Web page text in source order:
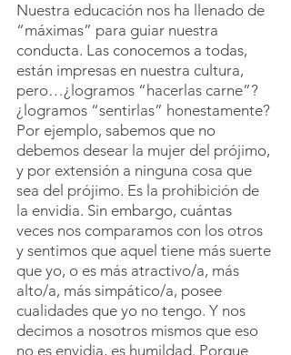
Nuestra educación nos ha llenado de
“máximas” para guiar nuestra
conducta. Las conocemos a todas,
están impresas en nuestra cultura,
pero…¿logramos “hacerlas carne”?
¿logramos “sentirlas” honestamente?
Por ejemplo, sabemos que no
debemos desear la mujer del prójimo,
y por extensión a ninguna cosa que
sea del prójimo. Es la prohibición de
la envidia. Sin embargo, cuántas
veces nos comparamos con los otros
y sentimos que aquel tiene más suerte
que yo, o es más atractivo/a, más
alto/a, más simpático/a, posee
cualidades que yo no tengo. Y nos
decimos a nosotros mismos que eso
no es envidia, es humildad. Porque